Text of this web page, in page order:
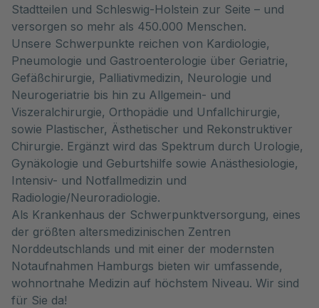
Stadtteilen und Schleswig-Holstein zur Seite – und
versorgen so mehr als 450.000 Menschen.
Unsere Schwerpunkte reichen von Kardiologie,
Pneumologie und Gastroenterologie über Geriatrie,
Gefäßchirurgie, Palliativmedizin, Neurologie und
Neurogeriatrie bis hin zu Allgemein- und
Viszeralchirurgie, Orthopädie und Unfallchirurgie,
sowie Plastischer, Ästhetischer und Rekonstruktiver
Chirurgie. Ergänzt wird das Spektrum durch Urologie,
Gynäkologie und Geburtshilfe sowie Anästhesiologie,
Intensiv- und Notfallmedizin und
Radiologie/Neuroradiologie.
Als Krankenhaus der Schwerpunktversorgung, eines
der größten altersmedizinischen Zentren
Norddeutschlands und mit einer der modernsten
Notaufnahmen Hamburgs bieten wir umfassende,
wohnortnahe Medizin auf höchstem Niveau. Wir sind
für Sie da!